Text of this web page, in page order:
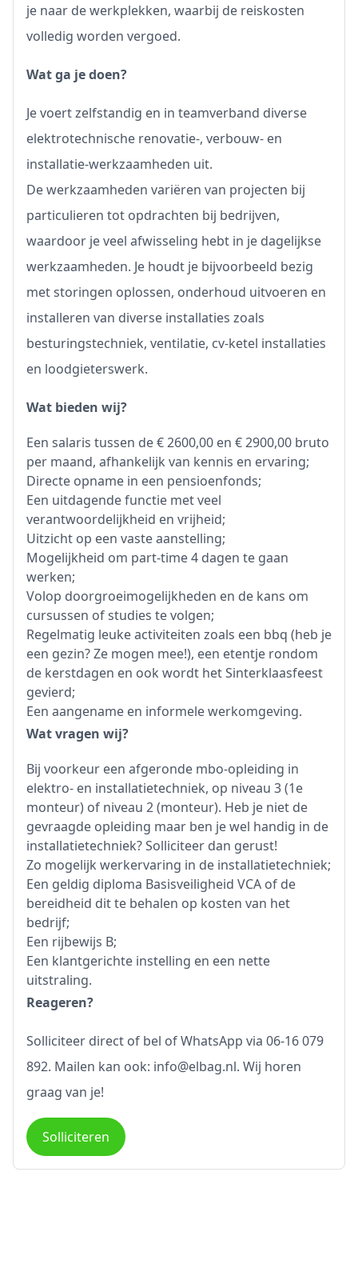
je naar de werkplekken, waarbij de reiskosten
volledig worden vergoed.
Wat ga je doen?
Je voert zelfstandig en in teamverband diverse
elektrotechnische renovatie-, verbouw- en
installatie-werkzaamheden uit.
De werkzaamheden variëren van projecten bij
particulieren tot opdrachten bij bedrijven,
waardoor je veel afwisseling hebt in je dagelijkse
werkzaamheden. Je houdt je bijvoorbeeld bezig
met storingen oplossen, onderhoud uitvoeren en
installeren van diverse installaties zoals
besturingstechniek, ventilatie, cv-ketel installaties
en loodgieterswerk.
Wat bieden wij?
Een salaris tussen de € 2600,00 en € 2900,00 bruto
per maand, afhankelijk van kennis en ervaring;
Directe opname in een pensioenfonds;
Een uitdagende functie met veel
verantwoordelijkheid en vrijheid;
Uitzicht op een vaste aanstelling;
Mogelijkheid om part-time 4 dagen te gaan
werken;
Volop doorgroeimogelijkheden en de kans om
cursussen of studies te volgen;
Regelmatig leuke activiteiten zoals een bbq (heb je
een gezin? Ze mogen mee!), een etentje rondom
de kerstdagen en ook wordt het Sinterklaasfeest
gevierd;
Een aangename en informele werkomgeving.
Wat vragen wij?
Bij voorkeur een afgeronde mbo-opleiding in
elektro- en installatietechniek, op niveau 3 (1e
monteur) of niveau 2 (monteur). Heb je niet de
gevraagde opleiding maar ben je wel handig in de
installatietechniek? Solliciteer dan gerust!
Zo mogelijk werkervaring in de installatietechniek;
Een geldig diploma Basisveiligheid VCA of de
bereidheid dit te behalen op kosten van het
bedrijf;
Een rijbewijs B;
Een klantgerichte instelling en een nette
uitstraling.
Reageren?
Solliciteer direct of bel of WhatsApp via 06-16 079
892. Mailen kan ook: info@elbag.nl. Wij horen
graag van je!
Solliciteren